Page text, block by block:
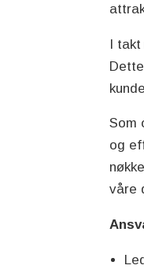
I
Som
og
våre